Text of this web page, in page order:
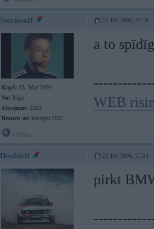
Sternwolf 23. Feb 2006, 17:18
Kopš: 03. Mar 2004
No: Rīga
Ziņojumi: 2262
Braucu ar: izslēgtu DSC
a to
WEB
DoubleD 23. Feb 2006, 17:24
pirkt